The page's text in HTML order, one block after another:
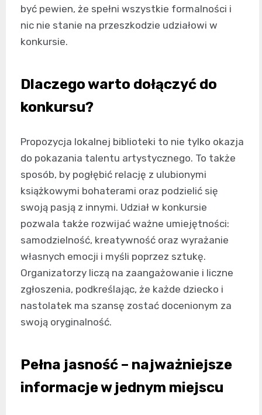
być pewien, że spełni wszystkie formalności i
nic nie stanie na przeszkodzie udziałowi w
konkursie.
Dlaczego warto dołączyć do
konkursu?
Propozycja lokalnej biblioteki to nie tylko okazja
do pokazania talentu artystycznego. To także
sposób, by pogłębić relację z ulubionymi
książkowymi bohaterami oraz podzielić się
swoją pasją z innymi. Udział w konkursie
pozwala także rozwijać ważne umiejętności:
samodzielność, kreatywność oraz wyrażanie
własnych emocji i myśli poprzez sztukę.
Organizatorzy liczą na zaangażowanie i liczne
zgłoszenia, podkreślając, że każde dziecko i
nastolatek ma szansę zostać docenionym za
swoją oryginalność.
Pełna jasność – najważniejsze
informacje w jednym miejscu